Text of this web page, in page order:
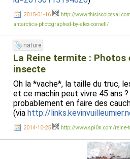
2015-01-16
http://
antarctica-photographed-by-alex-cornell/
nature
La Reine termite : Photos
insecte
Oh la *vache*, la taille du truc,
et ce machin peut vivre 45 ans
probablement en faire des
(via http://
2014-10-25 http://www.spi0n.com/reine-